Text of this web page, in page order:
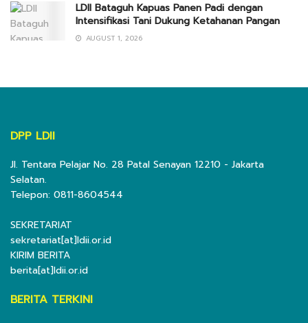
LDII Bataguh Kapuas Panen Padi dengan
Intensifikasi Tani Dukung Ketahanan Pangan
AUGUST 1, 2026
DPP LDII
Jl. Tentara Pelajar No. 28 Patal Senayan 12210 - Jakarta
Selatan.
Telepon: 0811-8604544
SEKRETARIAT
sekretariat[at]ldii.or.id
KIRIM BERITA
berita[at]ldii.or.id
BERITA TERKINI